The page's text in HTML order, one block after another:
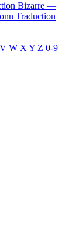
Bizarre —
Traduction
V W X Y Z 0-9